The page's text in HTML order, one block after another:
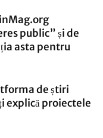
public” și de
asta pentru
de știri
explică proiectele